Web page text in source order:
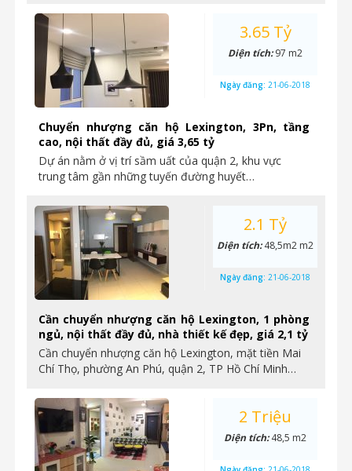
Chuyển nhượng căn hộ Lexington, 3Pn, tầng
cao, nội thất đầy đủ, giá 3,65 tỷ
Dự án nằm ở vị trí sầm uất của quận 2, khu vực
trung tâm gần những tuyến đường huyết…
3.65 Tỷ
Diện tích:97 m2
Ngày đăng: 21-06-2018
Cần chuyển nhượng căn hộ Lexington, 1 phòng
ngủ, nội thất đầy đủ, nhà thiết kế đẹp, giá 2,1 tỷ
Cần chuyển nhượng căn hộ Lexington, mặt tiền Mai
Chí Thọ, phường An Phú, quận 2, TP Hồ Chí Minh…
2.1 Tỷ
Diện tích:48,5m2 m2
Ngày đăng: 21-06-2018
2 Triệu
Diện tích:48,5 m2